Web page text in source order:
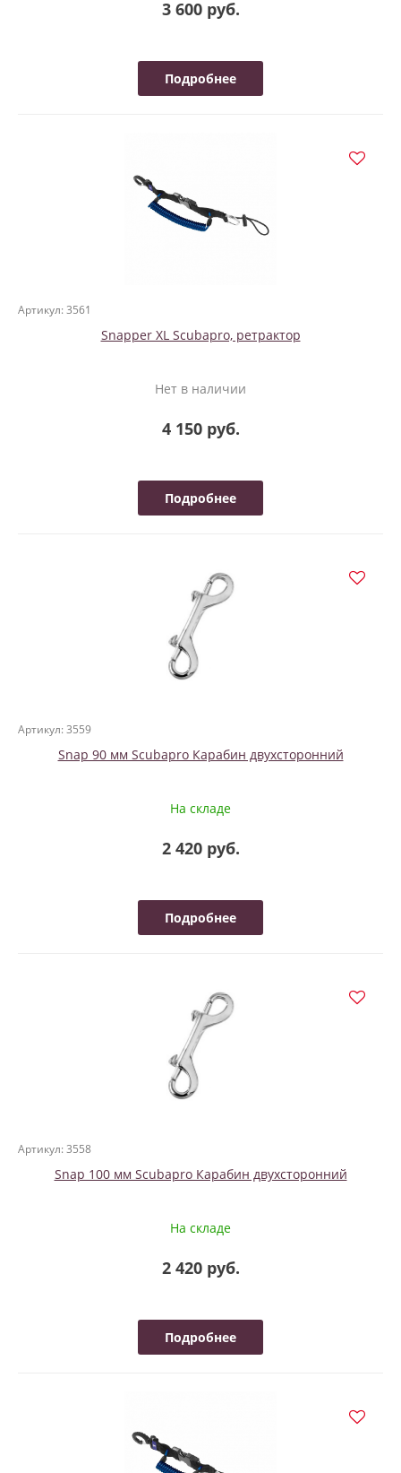
3 600 руб.
Подробнее
Артикул: 3561
Snapper XL Scubapro, ретрактор
Нет в наличии
4 150 руб.
Подробнее
Артикул: 3559
Snap 90 мм Scubapro Карабин двухсторонний
На складе
2 420 руб.
Подробнее
Артикул: 3558
Snap 100 мм Scubapro Карабин двухсторонний
На складе
2 420 руб.
Подробнее